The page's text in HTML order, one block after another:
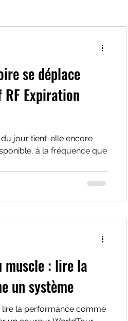
se déplace
Expiration
jour tient-elle encore
à la fréquence que
muscle : lire la
un système
lire la performance comme